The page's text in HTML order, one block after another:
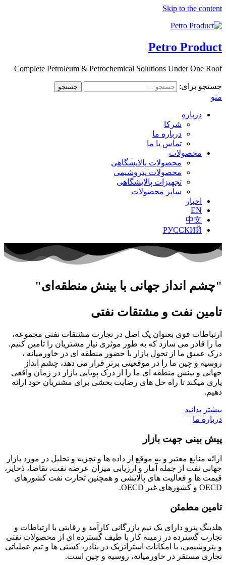
Skip to the content
Petro Product
Complete Petroleum & Petrochemical Solutions Under One Roof
جستجو برای:
منو
درباره
شرکا
درباره ما
تماس با ما
محصولات
محصولات پالایشگاهی
محصولات پتروشیمی
تجهیزات پالایشگاهی
سایر محصولات
اخبار
EN
中文
РУССКИЙ
"چشم انداز جهانی با بینش منطقه‌ای"
تامین نفت و مشتقات نفتی
ارتباطات قوی بعنوان یک اصل در تجارت مشتقات نفتی مجموعه،
ما را قادر می سازد که به طور موثری نیاز مشتریان را تامین کنیم.
درک عمیق ما از تحول بازار با حضور منطقه ای در خاورمیانه ،
روسیه و چین ما را در موقعیتی برتر قرار می دهد، چشم انداز
جهانی و بینش منطقه ای ما را از درک پویایی بازار در زمان واقعی
یاری میکند تا راه حل های رضایت بخشی برای مشتریان خود ارائه
دهیم.
بیشتر بدانید
درباره ما
پیش بینی جهت بازار
ارائه منابع معتبر و به موقع از داده ها و تجزیه و تحلیل در مورد بازار
جهانی نفت از جمله آمار و ارزیابی میزان عرضه نفت، تقاضا، ذخایر،
قیمت ها و فعالیت های پالایشی و همچنین تجارت نفت کشورهای
OECD و کشورهای غیر OECD.
تامین مطمئن
هلدینگ پترو دارای یک تیم بازرگانی کارآمد و رقابتی با ارتباطات و
تجارب گسترده در زمینه کار با طیف گسترده ای از محصولات نفتی
و پتروشیمی، با امکانات استراتژیک در بنادر، کشتی ها و تیم عملیاتی
تجاری مستقر در خاورمیانه، روسیه و چین است.